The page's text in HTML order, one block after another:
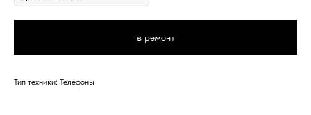
в ремонт
Тип техники: Телефоны